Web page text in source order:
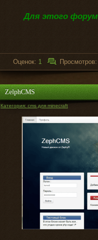
Для этого
Оценок: 1
ZelphCMS
Категория: cms для minecraft